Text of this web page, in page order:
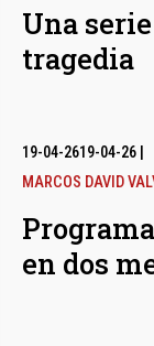
Una
tragedia
19-04-2619-04-26
MARCOS DAVID
en dos